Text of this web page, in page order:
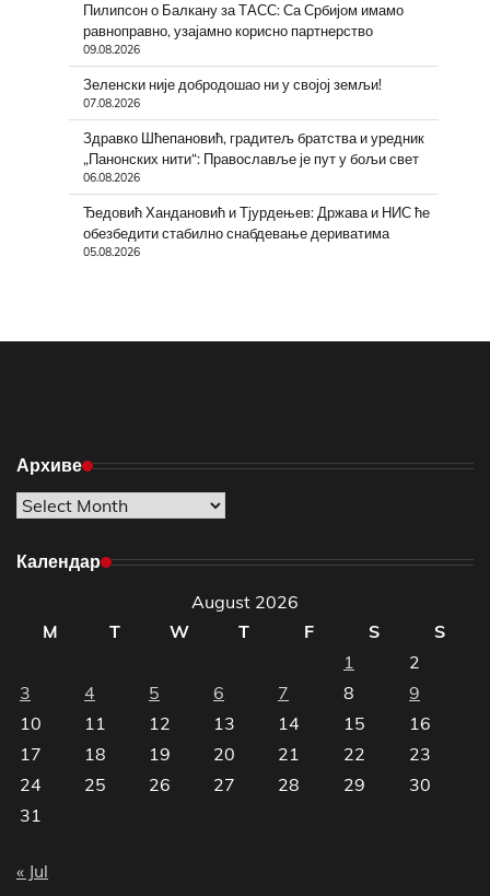
Пилипсон о Балкану за ТАСС: Са Србијом имамо
равноправно, узајамно корисно партнерство
09.08.2026
Зеленски није добродошао ни у својој земљи!
07.08.2026
Здравко Шћепановић, градитељ братства и уредник
„Панонских нити“: Православље је пут у бољи свет
06.08.2026
Ђедовић Хандановић и Тјурдењев: Држава и НИС ће
обезбедити стабилно снабдевање дериватима
05.08.2026
Архиве
Архиве
Календар
August 2026
M
T W T F S
S
1
2
3
4 5 6 7 8
9
10
11 12 13 14 15
16
17
18 19 20 21 22
23
24
25 26 27 28 29
30
31
« Jul